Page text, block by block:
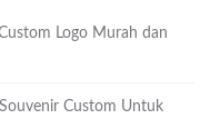
Logo Murah dan
Custom Untuk